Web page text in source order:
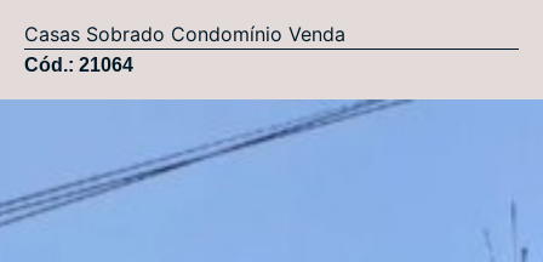
Casas Sobrado Condomínio Venda
Cód.: 21064